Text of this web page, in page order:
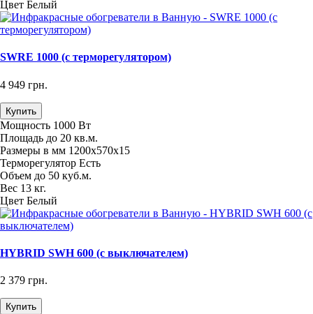
Цвет Белый
SWRE 1000 (с терморегулятором)
4 949 грн.
Купить
Мощность 1000 Вт
Площадь до 20 кв.м.
Размеры в мм 1200х570х15
Терморегулятор Есть
Объем до 50 куб.м.
Вес 13 кг.
Цвет Белый
HYBRID SWH 600 (с выключателем)
2 379 грн.
Купить